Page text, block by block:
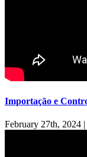
Importação e
February 27th, 2024 |